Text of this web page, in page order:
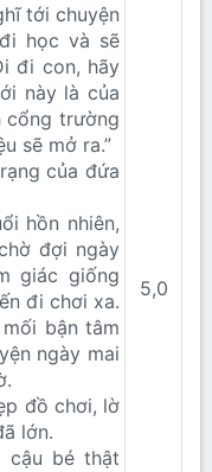
tới chuyện
học và sẽ
đi con, hãy
này là của
cổng trường
sẽ mở ra.”
của đứa
hồn nhiên,
đợi ngày
giác giống
đi chơi xa.
bận tâm
ngày mai
đồ chơi, lờ
lớn.
cậu bé thật
5,0​